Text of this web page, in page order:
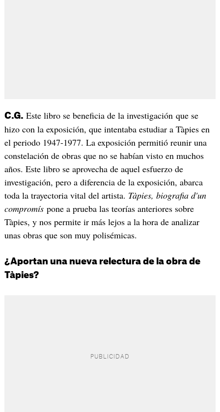
C.G. Este libro se beneficia de la investigación que se
hizo con la exposición, que intentaba estudiar a Tàpies en
el periodo 1947-1977. La exposición permitió reunir una
constelación de obras que no se habían visto en muchos
años. Este libro se aprovecha de aquel esfuerzo de
investigación, pero a diferencia de la exposición, abarca
toda la trayectoria vital del artista. Tàpies, biografia d'un
compromíspone a prueba las teorías anteriores sobre
Tàpies, y nos permite ir más lejos a la hora de analizar
unas obras que son muy polisémicas.
¿Aportan una nueva relectura de la obra de
Tàpies?